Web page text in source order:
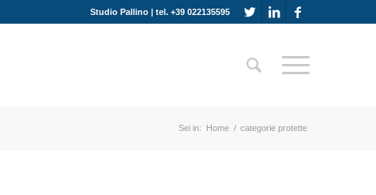
Studio Pallino | tel. +39 022135595
Sei in: Home / categorie protette